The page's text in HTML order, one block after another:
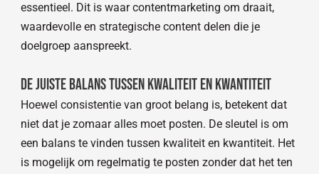
essentieel. Dit is waar contentmarketing om draait,
waardevolle en strategische content delen die je
doelgroep aanspreekt.
De juiste balans tussen kwaliteit en kwantiteit
Hoewel consistentie van groot belang is, betekent dat
niet dat je zomaar alles moet posten. De sleutel is om
een balans te vinden tussen kwaliteit en kwantiteit. Het
is mogelijk om regelmatig te posten zonder dat het ten